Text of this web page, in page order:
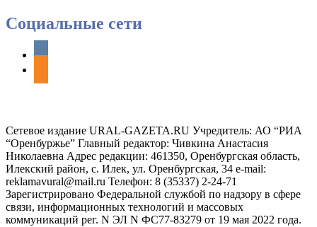
Социальные сети
vkontakte
Сетевое издание URAL-GAZETA.RU Учредитель: АО “РИА
“Оренбуржье” Главный редактор: Чивкина Анастасия
Николаевна Адрес редакции: 461350, Оренбургская область,
Илекский район, с. Илек, ул. Оренбургская, 34 e-mail:
reklamavural@mail.ru Телефон: 8 (35337) 2-24-71
Зарегистрировано Федеральной службой по надзору в сфере
связи, информационных технологий и массовых
коммуникаций рег. N ЭЛ N ФС77-83279 от 19 мая 2022 года.